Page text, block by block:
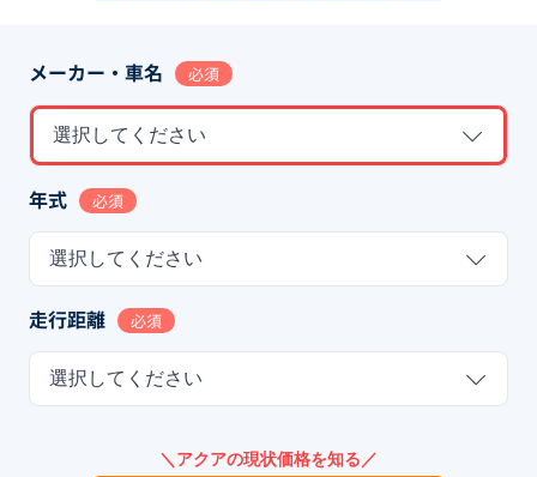
メーカー・車名 必須
選択してください
年式 必須
選択してください
走行距離 必須
選択してください
＼アクアの現状価格を知る／